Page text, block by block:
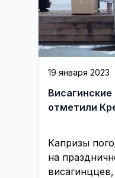
19 января 2023
отметили
Капризы
на